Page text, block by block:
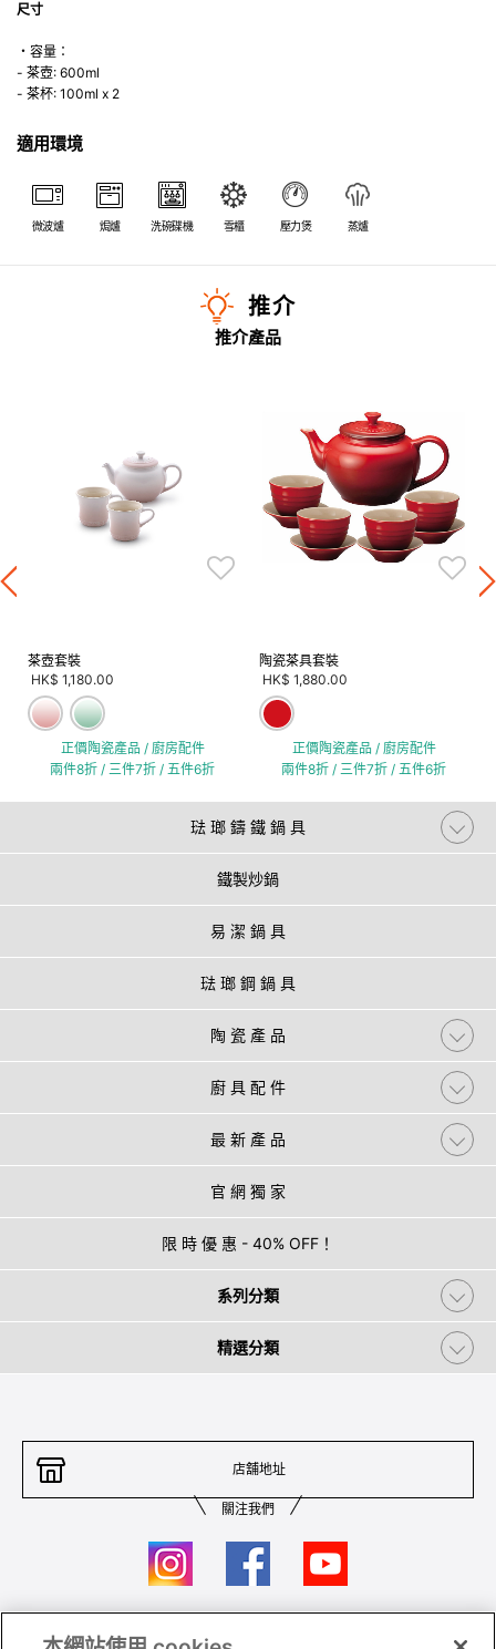
尺寸
・容量：
- 茶壺: 600ml
- 茶杯: 100ml x 2
適用環境
微波爐 焗爐 洗碗碟機 雪櫃 壓力煲 蒸爐
推介
推介產品
茶壺套裝
HK$ 1,180.00
正價陶瓷產品 / 廚房配件
兩件8折 / 三件7折 / 五件6折
陶瓷茶具套裝
HK$ 1,880.00
正價陶瓷產品 / 廚房配件
兩件8折 / 三件7折 / 五件6折
琺 瑯 鑄 鐵 鍋 具
鐵製炒鍋
易 潔 鍋 具
琺 瑯 鋼 鍋 具
陶 瓷 產 品
廚 具 配 件
最 新 產 品
官 網 獨 家
限 時 優 惠 - 40% OFF！
系列分類
精選分類
店舖地址
關注我們